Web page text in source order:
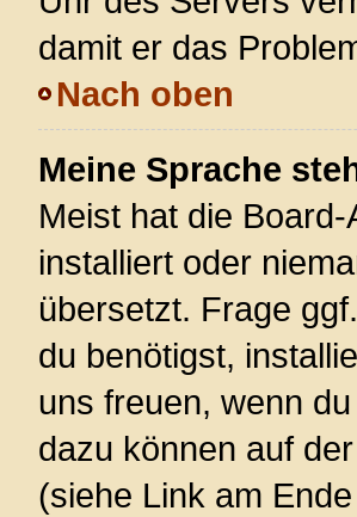
damit er das
Nach oben
Meine Sprache
Meist hat die
installiert oder
übersetzt. Frage
du benötigst,
uns freuen, wenn
dazu können auf
(siehe Link am